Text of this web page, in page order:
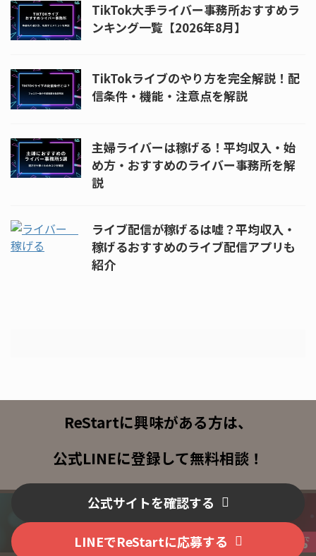
TikTok大手ライバー事務所おすすめラ
ンキング一覧【2026年8月】
TikTokライブのやり方を完全解説！配
信条件・機能・注意点を解説
主婦ライバーは稼げる！平均収入・始
め方・おすすめのライバー事務所を解
説
ライブ配信が稼げるは嘘？平均収入・
稼げるおすすめのライブ配信アプリも
紹介
ReStartに興味がある方は、
公式LINEに登録して無料相談！
公式サイトを確認する
LINEでReStartに応募する